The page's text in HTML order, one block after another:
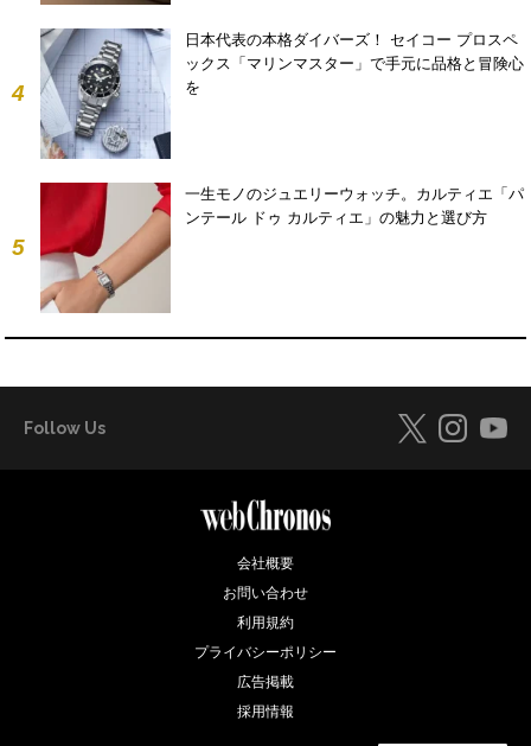
4
日本代表の本格ダイバーズ！ セイコー プロスペ
ックス「マリンマスター」で手元に品格と冒険心
を
5
一生モノのジュエリーウォッチ。カルティエ「パ
ンテール ドゥ カルティエ」の魅力と選び方
Follow Us
会社概要
お問い合わせ
利用規約
プライバシーポリシー
広告掲載
採用情報